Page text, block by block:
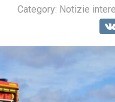
Category: Notizie